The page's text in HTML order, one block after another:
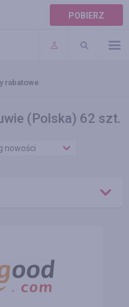
POBIERZ
rabatowe
(Polska) 62 szt.
nowości